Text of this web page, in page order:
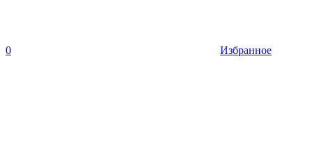
0 Избранное